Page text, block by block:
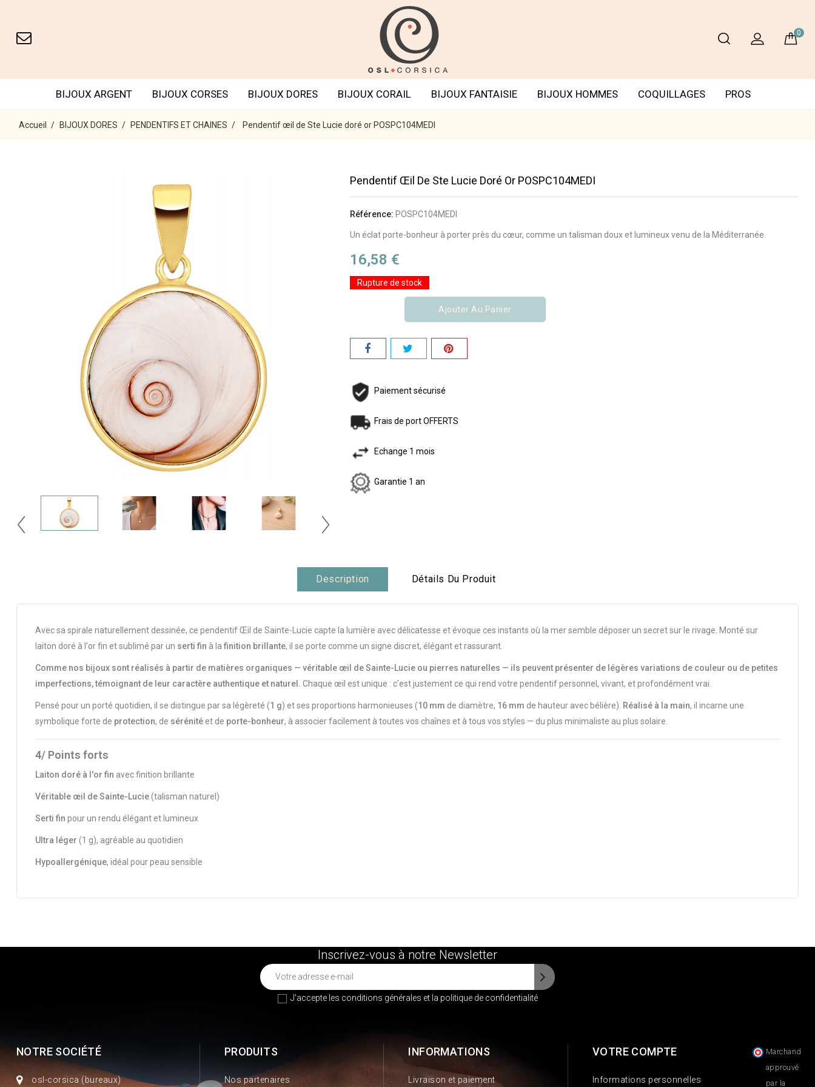
0
BIJOUX ARGENT BIJOUX CORSES BIJOUX DORES BIJOUX CORAIL BIJOUX FANTAISIE BIJOUX HOMMES COQUILLAGES PROS
Accueil BIJOUX DORES PENDENTIFS ET CHAINES Pendentif œil de Ste Lucie doré or POSPC104MEDI
Pendentif Œil De Ste Lucie Doré Or POSPC104MEDI
Référence: POSPC104MEDI
Un éclat porte-bonheur à porter près du cœur, comme un talisman doux et lumineux venu de la Méditerranée.
16,58 €
Rupture de stock
Ajouter Au Panier
Paiement sécurisé
Frais de port OFFERTS
Echange 1 mois
Garantie 1 an
Description Détails Du Produit
Avec sa spirale naturellement dessinée, ce pendentif Œil de Sainte-Lucie capte la lumière avec délicatesse et évoque ces instants où la mer semble déposer un secret sur le rivage. Monté sur
laiton doré à l'or fin et sublimé par un serti fin à la finition brillante, il se porte comme un signe discret, élégant et rassurant.
Comme nos bijoux sont réalisés à partir de matières organiques — véritable œil de Sainte-Lucie ou pierres naturelles — ils peuvent présenter de légères variations de couleur ou de petites
imperfections, témoignant de leur caractère authentique et naturel. Chaque œil est unique : c’est justement ce qui rend votre pendentif personnel, vivant, et profondément vrai.
Pensé pour un porté quotidien, il se distingue par sa légèreté (1 g) et ses proportions harmonieuses (10 mm de diamètre, 16 mm de hauteur avec bélière). Réalisé à la main, il incarne une
symbolique forte de protection, de sérénité et de porte-bonheur, à associer facilement à toutes vos chaînes et à tous vos styles — du plus minimaliste au plus solaire.
4/ Points forts
Laiton doré à l'or fin avec finition brillante
Véritable œil de Sainte-Lucie(talisman naturel)
Serti fin pour un rendu élégant et lumineux
Ultra léger (1 g), agréable au quotidien
Hypoallergénique, idéal pour peau sensible
Inscrivez-vous à notre Newsletter
J'accepte les conditions générales et la politique de confidentialité
NOTRE SOCIÉTÉ
osl-corsica (bureaux)
PRODUITS
Nos partenaires
INFORMATIONS
Livraison et paiement
VOTRE COMPTE
Informations personnelles
Marchand
approuvé
par la